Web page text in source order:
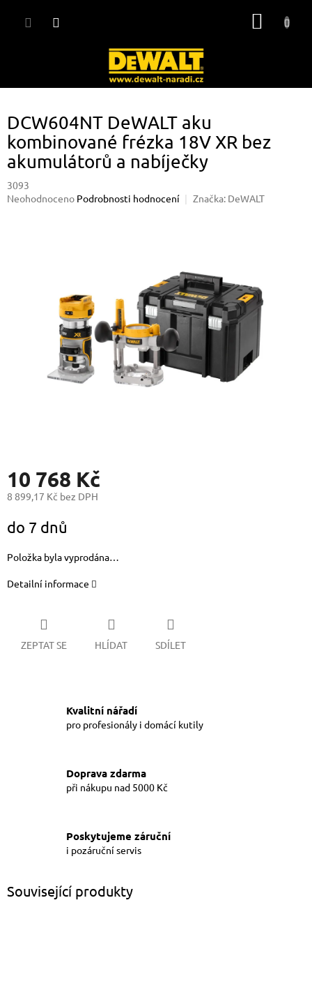
DCW604NT DeWALT aku
kombinované frézka 18V XR bez
akumulátorů a nabíječky
3093
Průměrné
Neohodnoceno Podrobnosti hodnocení Značka: DeWALT
10 768 Kč
8 899,17 Kč bez DPH
cena:
do 7 dnů
Položka byla vyprodána…
Detailní informace
ZEPTAT SE HLÍDAT SDÍLET
Kvalitní nářadí
pro profesionály i domácí kutily
Doprava zdarma
při nákupu nad 5000 Kč
Poskytujeme záruční
i pozáruční servis
Související produkty